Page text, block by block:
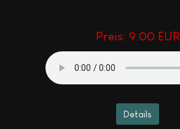
Preis: 9.00 EUR
Details